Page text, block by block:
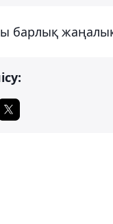
барлық